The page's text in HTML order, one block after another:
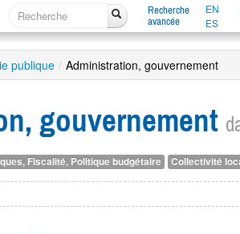
Recherche
avancée
EN
ES
publique / Administration, gouvernement
gouvernement
Fiscalité, Politique budgétaire Collectivité